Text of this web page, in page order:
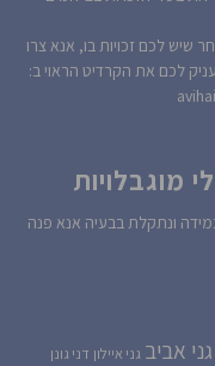
שיש לכם זכויות בו, אנא צרו
לכם את הקרדיט הראוי ב:
מוגבלויות
ונתקלת בבעיה אנא פנה
גני אביב גני איילון דני גונן